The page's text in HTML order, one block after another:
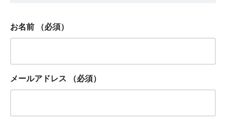
お名前 （必須）
メールアドレス （必須）